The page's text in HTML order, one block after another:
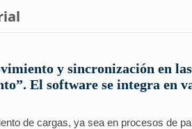
y sincronización en
El software se integra en
de cargas, ya sea en procesos de